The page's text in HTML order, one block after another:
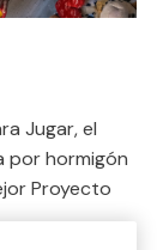
Jugar, el
por hormigón
Proyecto